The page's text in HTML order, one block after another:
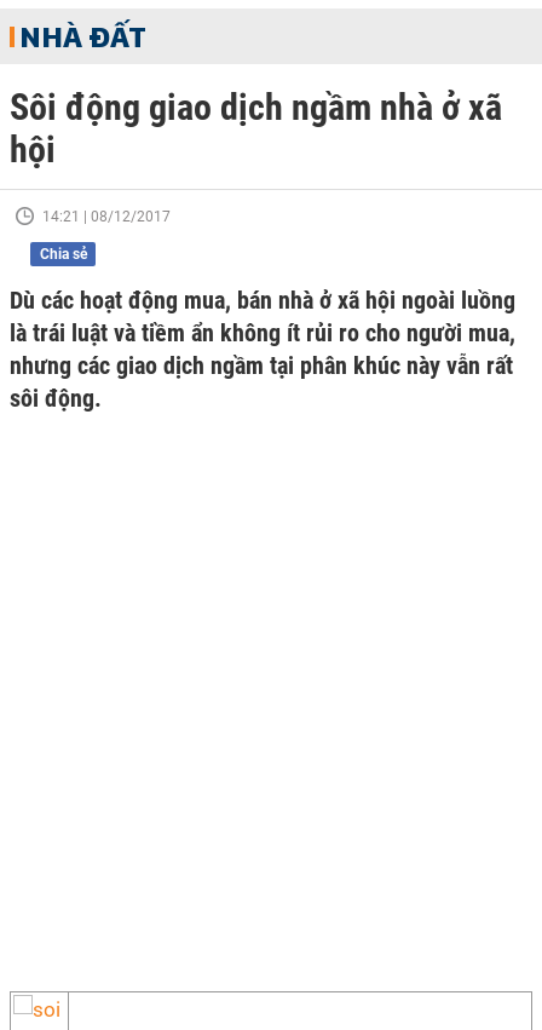
NHÀ ĐẤT
Sôi động giao dịch ngầm nhà ở xã
hội
14:21 | 08/12/2017
Chia sẻ
Dù các hoạt động mua, bán nhà ở xã hội ngoài luồng
là trái luật và tiềm ẩn không ít rủi ro cho người mua,
nhưng các giao dịch ngầm tại phân khúc này vẫn rất
sôi động.